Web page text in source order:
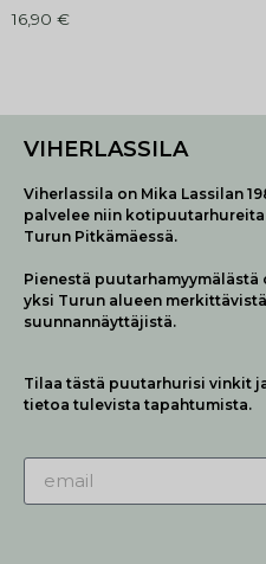
16,90 €
VIHERLASSILA
Viherlassila on Mika Lassilan
palvelee niin
Turun Pitkämäessä.
Pienestä
yksi Turun alueen
suunnannäyttäjistä.
Tilaa tästä puutarhurisi vinkit
tietoa tulevista tapahtumista.